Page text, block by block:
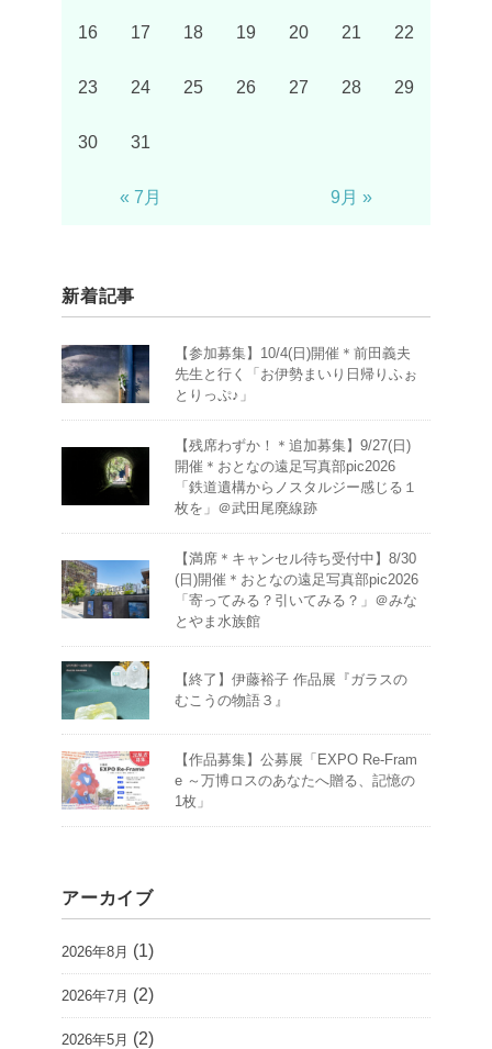
16 17 18 19 20 21 22
23 24 25 26 27 28 29
30 31
« 7月 9月 »
新着記事
【参加募集】10/4(日)開催＊前田義夫
先生と行く「お伊勢まいり日帰りふぉ
とりっぷ♪」
【残席わずか！＊追加募集】9/27(日)
開催＊おとなの遠足写真部pic2026
「鉄道遺構からノスタルジー感じる１
枚を」＠武田尾廃線跡
【満席＊キャンセル待ち受付中】8/30
(日)開催＊おとなの遠足写真部pic2026
「寄ってみる？引いてみる？」＠みな
とやま水族館
【終了】伊藤裕子 作品展『ガラスの
むこうの物語３』
【作品募集】公募展「EXPO Re-Fram
e ～万博ロスのあなたへ贈る、記憶の
1枚」
アーカイブ
2026年8月 (1)
2026年7月 (2)
2026年5月 (2)